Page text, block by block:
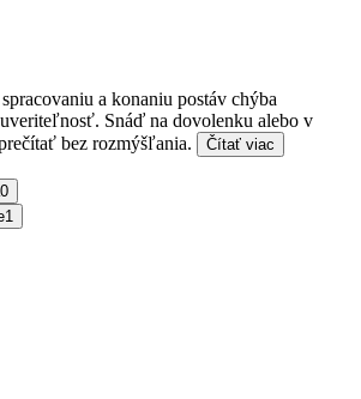
a konaniu postáv chýba
Snáď na dovolenku alebo v
bez rozmýšľania.
Čítať viac
0
1